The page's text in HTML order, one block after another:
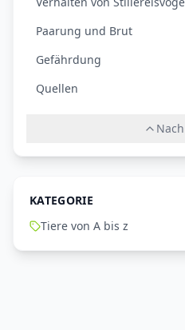
Paarung und Brut
Gefährdung
Quellen
KATEGORIE
Tiere von A bis z